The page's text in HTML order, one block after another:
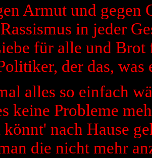
Armut und gegen
in jeder
für alle und Brot
der das,
alles so einfach
keine Probleme
nach Hause
die nicht mehr